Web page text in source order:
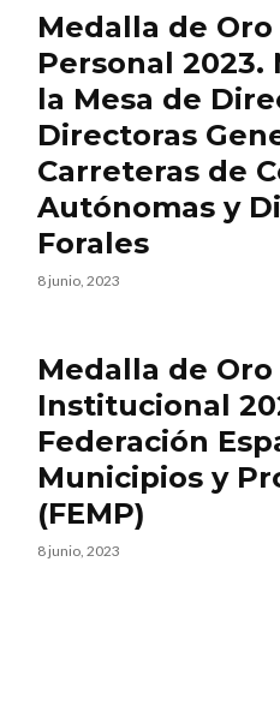
Medalla de
Personal 2023.
la Mesa de
Directoras
Carreteras de
Autónomas y
Forales
8 junio, 2023
Medalla de
Institucional
Federación
Municipios y
(FEMP)
8 junio, 2023